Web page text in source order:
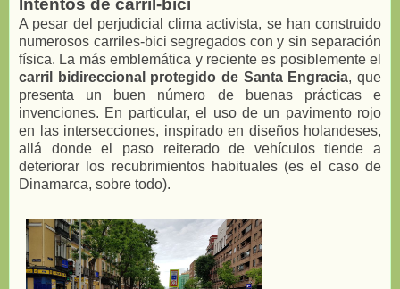
Intentos de carril-bici
A pesar del perjudicial clima activista, se han construido
numerosos carriles-bici segregados con y sin separación
física. La más emblemática y reciente es posiblemente el
carril bidireccional protegido de Santa Engracia, que
presenta un buen número de buenas prácticas e
invenciones. En particular, el uso de un pavimento rojo
en las intersecciones, inspirado en diseños holandeses,
allá donde el paso reiterado de vehículos tiende a
deteriorar los recubrimientos habituales (es el caso de
Dinamarca, sobre todo).